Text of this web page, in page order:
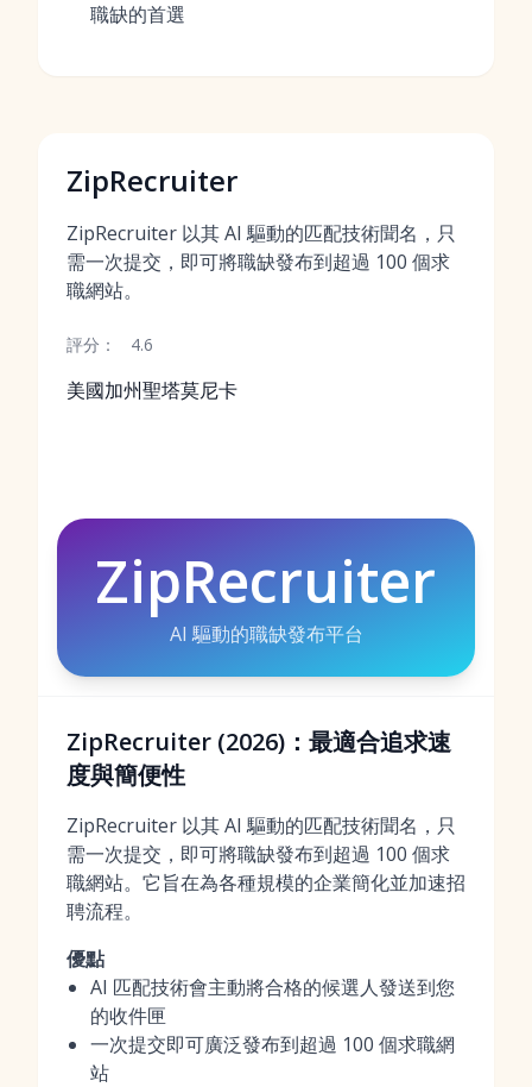
職缺的首選
ZipRecruiter
ZipRecruiter 以其 AI 驅動的匹配技術聞名，只
需一次提交，即可將職缺發布到超過 100 個求
職網站。
評分： 4.6
美國加州聖塔莫尼卡
ZipRecruiter
AI 驅動的職缺發布平台
ZipRecruiter (2026)：最適合追求速
度與簡便性
ZipRecruiter 以其 AI 驅動的匹配技術聞名，只
需一次提交，即可將職缺發布到超過 100 個求
職網站。它旨在為各種規模的企業簡化並加速招
聘流程。
優點
AI 匹配技術會主動將合格的候選人發送到您
的收件匣
一次提交即可廣泛發布到超過 100 個求職網
站